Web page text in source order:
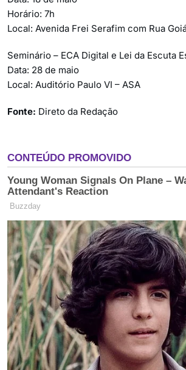
Horário: 7h
Local: Avenida Frei Serafim com Rua
Seminário – ECA Digital e Lei da Escuta
Data: 28 de maio
Local: Auditório Paulo VI – ASA
Fonte: Direto da Redação